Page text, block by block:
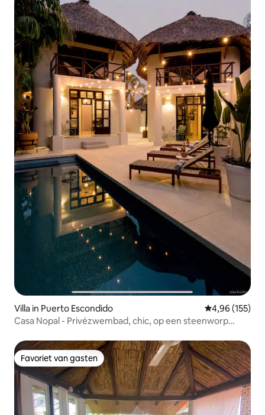
Villa in Puerto Escondido Gemiddelde
4,96 (155)
Casa Nopal - Privézwembad, chic, op een steenworp
Favoriet van gasten
Favoriet van gasten